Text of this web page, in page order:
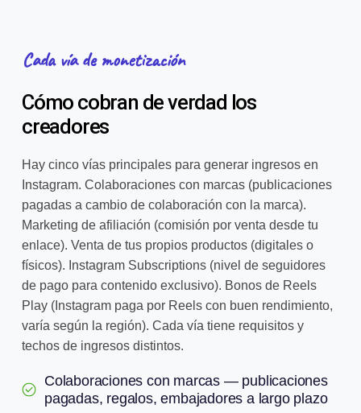
Cada vía de monetización
Cómo cobran de verdad los
creadores
Hay cinco vías principales para generar ingresos en
Instagram. Colaboraciones con marcas (publicaciones
pagadas a cambio de colaboración con la marca).
Marketing de afiliación (comisión por venta desde tu
enlace). Venta de tus propios productos (digitales o
físicos). Instagram Subscriptions (nivel de seguidores
de pago para contenido exclusivo). Bonos de Reels
Play (Instagram paga por Reels con buen rendimiento,
varía según la región). Cada vía tiene requisitos y
techos de ingresos distintos.
Colaboraciones con marcas — publicaciones
pagadas, regalos, embajadores a largo plazo